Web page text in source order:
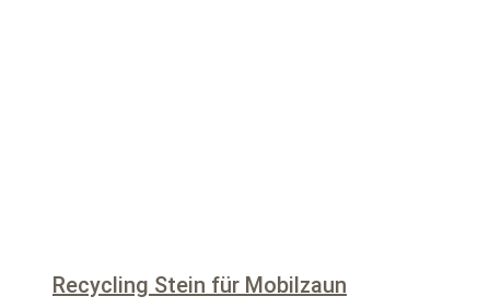
Recycling Stein für Mobilzaun